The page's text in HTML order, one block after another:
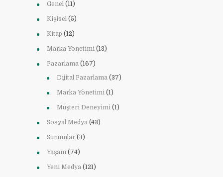
Genel (11)
Kişisel (5)
Kitap (12)
Marka Yönetimi (13)
Pazarlama (167)
Dijital Pazarlama (37)
Marka Yönetimi (1)
Müşteri Deneyimi (1)
Sosyal Medya (43)
Sunumlar (3)
Yaşam (74)
Yeni Medya (121)